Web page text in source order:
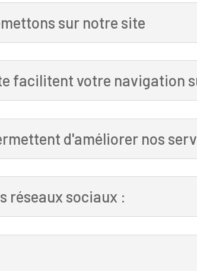
sur notre site
facilitent votre navigation
d'améliorer nos
réseaux sociaux :